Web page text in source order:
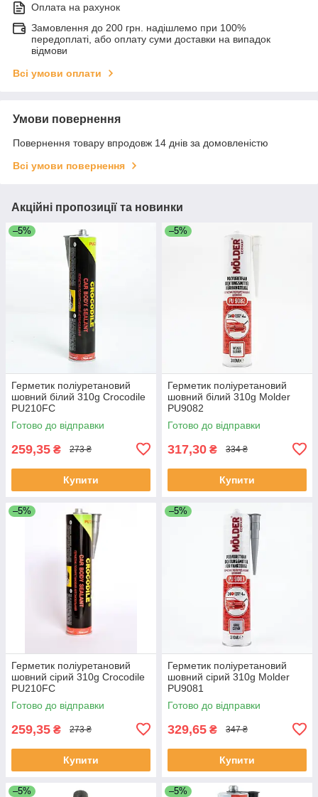
Оплата на рахунок
Замовлення до 200 грн. надішлемо при 100%
передоплаті, або оплату суми доставки на випадок
відмови
Всі умови оплати
Умови повернення
Повернення товару впродовж 14 днів за домовленістю
Всі умови повернення
Акційні пропозиції та новинки
–5%
Герметик поліуретановий
шовний білий 310g Crocodile
PU210FC
Готово до відправки
259,35 ₴ 273 ₴
Купити
–5%
Герметик поліуретановий
шовний білий 310g Molder
PU9082
Готово до відправки
317,30 ₴ 334 ₴
Купити
–5%
Герметик поліуретановий
шовний сірий 310g Crocodile
PU210FC
Готово до відправки
259,35 ₴ 273 ₴
Купити
–5%
Герметик поліуретановий
шовний сірий 310g Molder
PU9081
Готово до відправки
329,65 ₴ 347 ₴
Купити
–5% –5%